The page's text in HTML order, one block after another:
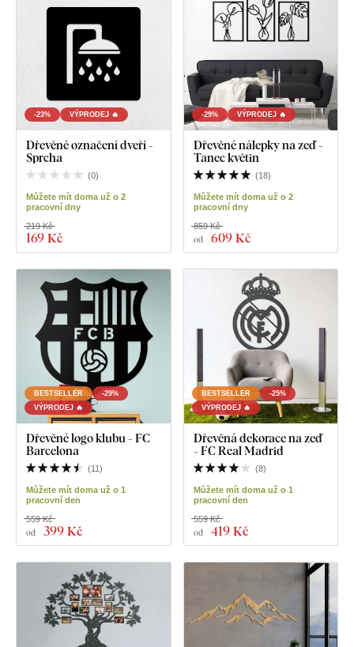
-23% VÝPRODEJ 🔥
Dřevěné označení dveří -
Sprcha
(0)
Můžete mít doma už o 2
pracovní dny
169 Kč
219 Kč
-29% VÝPRODEJ 🔥
Dřevěné nálepky na zeď -
Tanec květin
(18)
Můžete mít doma už o 2
pracovní dny
od 609 Kč
859 Kč
BESTSELLER
-29%
VÝPRODEJ 🔥
Dřevěné logo klubu - FC
Barcelona
(11)
Můžete mít doma už o 1
pracovní den
od 399 Kč
559 Kč
BESTSELLER
-25%
VÝPRODEJ 🔥
Dřevěná dekorace na zeď
- FC Real Madrid
(8)
Můžete mít doma už o 1
pracovní den
od 419 Kč
559 Kč